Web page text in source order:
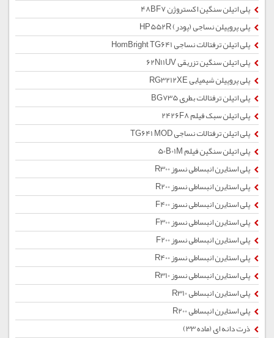
پلی اتیلن سنگین اکستروژن 48BF7
پلی پروپیلن نساجی (پودر) HP552R
پلی اتیلن ترفتالات نساجی HomBright TG641
پلی اتیلن سنگین تزریقی 62N11UV
پلی پروپیلن شیمیایی RG3212XE
پلی اتیلن ترفتالات بطری BG735
پلی اتیلن سبک فیلم 2426F8
پلی اتیلن ترفتالات نساجی TG641 MOD
پلی اتیلن سنگین فیلم 50B01M
پلی استایرن انبساطی نسوز R300
پلی استایرن انبساطی نسوز R200
پلی استایرن انبساطی نسوز F400
پلی استایرن انبساطی نسوز F300
پلی استایرن انبساطی نسوز F200
پلی استایرن انبساطی نسوز R400
پلی استایرن انبساطی نسوز R310
پلی استایرن انبساطی R310
پلی استایرن انبساطی R200
ذرت دانه ای (ماده 33)